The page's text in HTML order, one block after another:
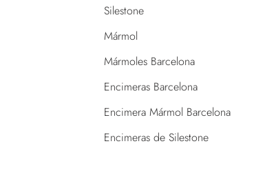
Silestone
Mármol
Mármoles Barcelona
Encimeras Barcelona
Encimera Mármol Barcelona
Encimeras de Silestone